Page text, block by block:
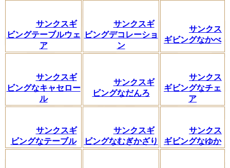
サンクスギ
ビングテーブルウェ
ア
サンクスギ
ビングデコレーショ
ン
サンクス
ギビングなかべ
サンクスギ
ビングなキャセロー
ル
サンクスギ
ビングなだんろ
サンクス
ギビングなチェ
ア
サンクスギ
ビングなテーブル
サンクスギ
ビングなむぎかざり
サンクス
ギビングなゆか